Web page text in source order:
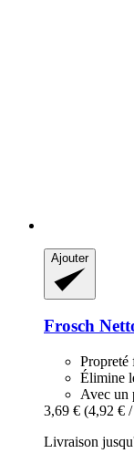
Ajouter
Frosch
Propreté
Élimine
Avec un
3,69 € (4,92 €
Livraison